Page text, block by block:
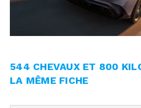
544 CHEVAUX ET 800
LA MÊME FICHE